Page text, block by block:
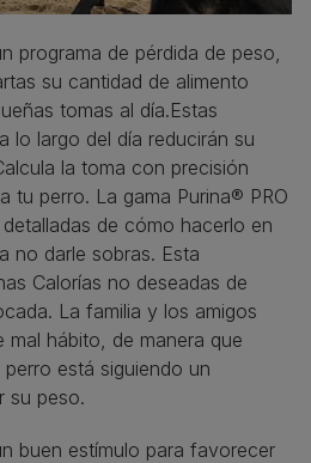
programa de pérdida de peso,
su cantidad de alimento
tomas al día.Estas
lo largo del día reducirán su
la toma con precisión
tu perro. La gama Purina® PRO
de cómo hacerlo en
no darle sobras. Esta
Calorías no deseadas de
La familia y los amigos
mal hábito, de manera que
está siguiendo un
su peso.
buen estímulo para favorecer